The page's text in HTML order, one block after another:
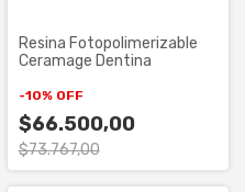
Resina Fotopolimerizable
Ceramage Dentina
-10% OFF
$66.500,00
$73.767,00